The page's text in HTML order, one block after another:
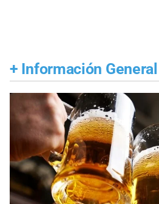
+ Información General